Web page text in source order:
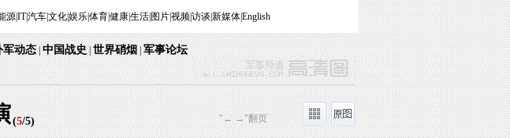
源|IT|汽车|文化|娱乐|体育|健康|生活| 图片|视频|访谈 新媒体|English
军动态|中国战史|世界硝烟|军事论坛
(5/5) "← →"翻页